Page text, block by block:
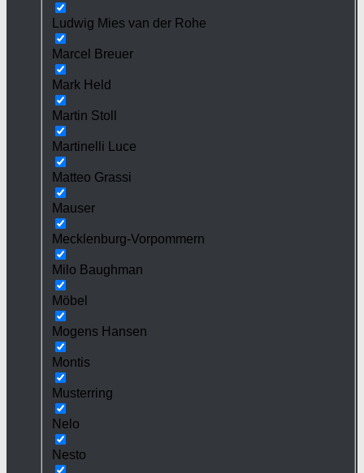
Ludwig Mies van der Rohe
Marcel Breuer
Mark Held
Martin Stoll
Martinelli Luce
Matteo Grassi
Mauser
Mecklenburg-Vorpommern
Milo Baughman
Möbel
Mogens Hansen
Montis
Musterring
Nelo
Nesto